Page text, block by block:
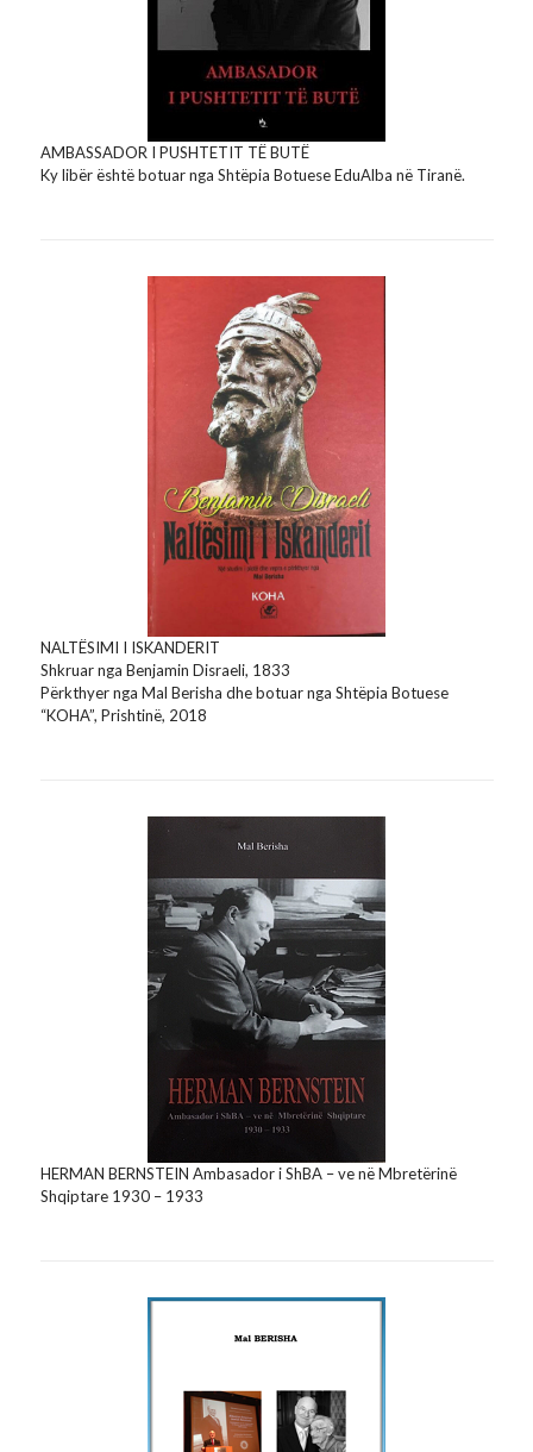
AMBASSADOR I PUSHTETIT TË BUTË
Ky libër është botuar nga Shtëpia Botuese EduAlba në Tiranë.
NALTËSIMI I ISKANDERIT
Shkruar nga Benjamin Disraeli, 1833
Përkthyer nga Mal Berisha dhe botuar nga Shtëpia Botuese
“KOHA”, Prishtinë, 2018
HERMAN BERNSTEIN Ambasador i ShBA – ve në Mbretërinë
Shqiptare 1930 – 1933